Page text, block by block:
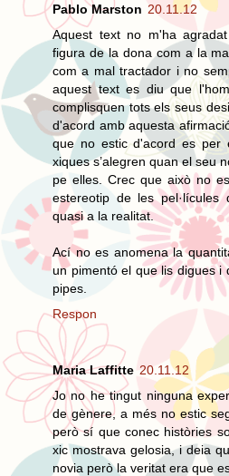
Pablo Marston 20.11.12
Aquest text no m'ha
figura de la dona com a la
com a mal tractador i no
aquest text es diu que
complisquen tots els seus
d'acord amb aquesta
que no estic d'acord es per
xiques s’alegren quan el seu
pe elles. Crec que això no
estereotip de les
quasi a la realitat.
Ací no es anomena la
un pimentó el que lis digues i
pipes.
Respon
Maria Laffitte 20.11.12
Jo no he tingut ninguna
de gènere, a més no estic
però sí que conec històries
xic mostrava gelosia, i deia
novia però la veritat era que